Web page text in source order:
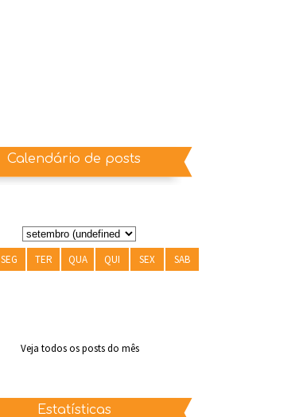
Calendário de posts
SEG TER QUA QUI SEX SAB
Veja todos os posts do mês
Estatísticas